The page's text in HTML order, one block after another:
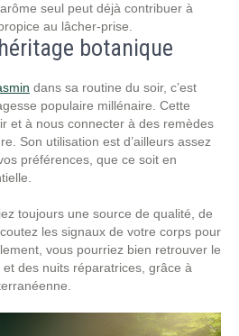
seul peut déjà contribuer à
au lâcher-prise.
botanique
dans sa routine du soir, c’est
populaire millénaire. Cette
et à nous connecter à des remèdes
Son utilisation est d’ailleurs assez
préférences, que ce soit en
toujours une source de qualité, de
les signaux de votre corps pour
vous pourriez bien retrouver le
des nuits réparatrices, grâce à